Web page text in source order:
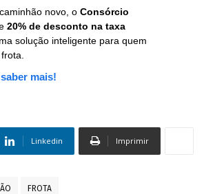
novo, o Consórcio
20% de desconto na taxa
solução inteligente para quem
mais!
Linkedin Imprimir
FROTA